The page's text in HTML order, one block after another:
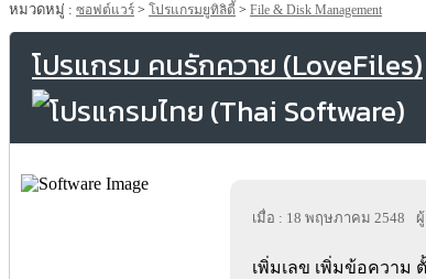
หมวดหมู่ : ซอฟต์แวร์ > โปรแกรมยูทิลิตี้ > File & Disk Management
โปรแกรม คนรักควาย (LoveFiles)
เมื่อ : 18 พฤษภาคม 2548
เพิ่มเลข เพิ่มข้อความ